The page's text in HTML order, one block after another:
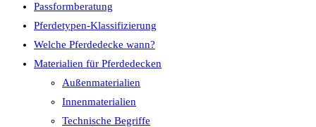
Passformberatung
Pferdetypen-Klassifizierung
Welche Pferdedecke wann?
Materialien für Pferdedecken
Außenmaterialien
Innenmaterialien
Technische Begriffe